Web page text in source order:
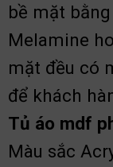
bề mặt
Melamine
mặt đều có
để khách
Tủ áo mdf
Màu sắc